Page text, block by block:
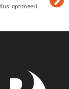
Mobiilne turundus: optimeerimise strateegiad ja vead, mida vältida